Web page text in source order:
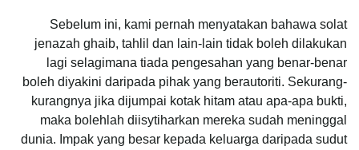
Sebelum ini, kami pernah menyatakan bahawa solat
jenazah ghaib, tahlil dan lain-lain tidak boleh dilakukan
lagi selagimana tiada pengesahan yang benar-benar
boleh diyakini daripada pihak yang berautoriti. Sekurang-
kurangnya jika dijumpai kotak hitam atau apa-apa bukti,
maka bolehlah diisytiharkan mereka sudah meninggal
dunia. Impak yang besar kepada keluarga daripada sudut